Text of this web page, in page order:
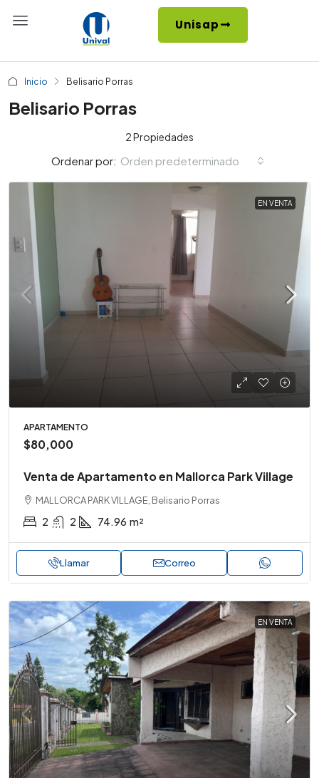
Unisap
Inicio Belisario Porras
Belisario Porras
2 Propiedades
Ordenar por: Orden predeterminado
EN VENTA
APARTAMENTO
$80,000
Venta de Apartamento en Mallorca Park Village
MALLORCA PARK VILLAGE, Belisario Porras
2 2 74.96 m²
Llamar Correo
EN VENTA